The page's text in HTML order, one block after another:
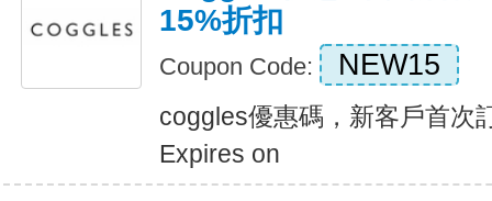
15%折扣
Coupon Code: NEW15
coggles優惠碼，新客戶首次
Expires on